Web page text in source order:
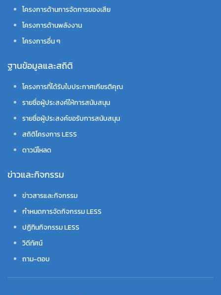
โครงการด้านการจัดการของเสีย
โครงการด้านพลังงาน
โครงการอื่น ๆ
ฐานข้อมูลและสถิติ
โครงการที่ได้รับใบประกาศเกียรติคุณ
รายชื่อผู้ประสงค์ให้การสนับสนุน
รายชื่อผู้ประสงค์ขอรับการสนับสนุน
สถิติโครงการ LESS
ดาวน์โหลด
ข่าวและกิจกรรม
ข่าวสารและกิจกรรม
กำหนดการจัดกิจกรรม LESS
ปฏิทินกิจกรรม LESS
วิดีทัศน์
ถาม-ตอบ